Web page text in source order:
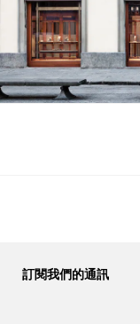
訂閱我們的通訊